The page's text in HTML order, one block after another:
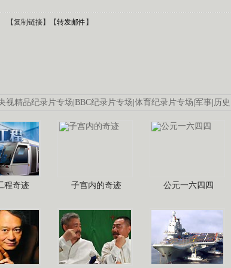
【复制链接】【转发邮件 】
视精品纪录片专场 BBC纪录片专场 体育纪录片专场 军事 历史
程奇迹 子宫内的奇迹 公元一六四四